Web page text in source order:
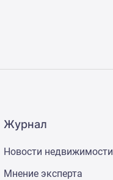
Журнал
Новости недвижимости
Мнение эксперта